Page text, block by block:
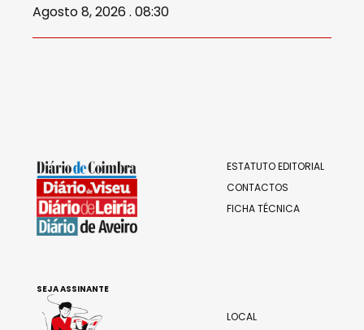
Agosto 8, 2026 . 08:30
ESTATUTO EDITORIAL
CONTACTOS
FICHA TÉCNICA
LOCAL
SEJA ASSINANTE